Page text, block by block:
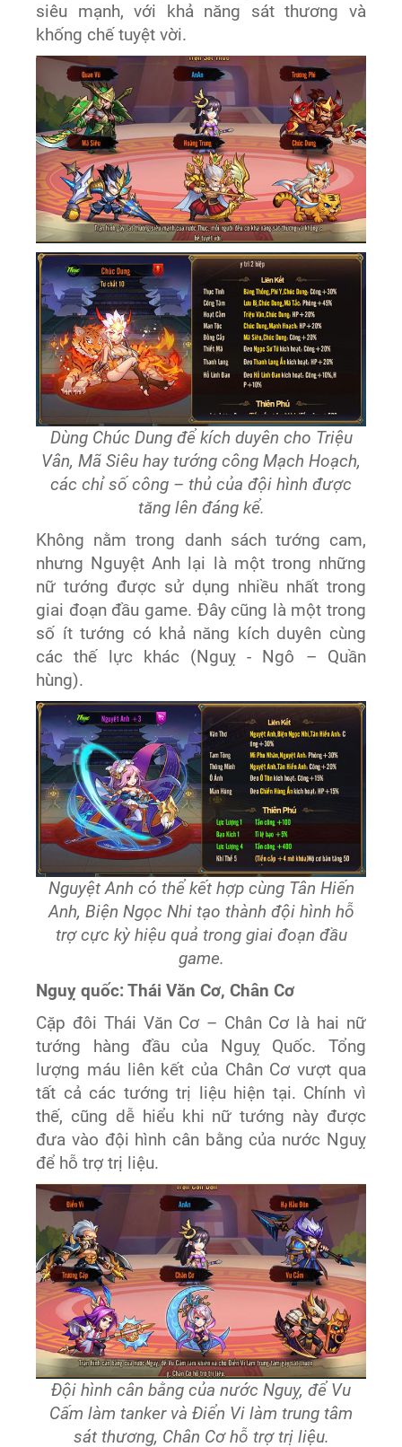
siêu mạnh, với khả năng sát thương và
khống chế tuyệt vời.
Dùng Chúc Dung để kích duyên cho Triệu
Vân, Mã Siêu hay tướng công Mạch Hoạch,
các chỉ số công – thủ của đội hình được
tăng lên đáng kể.
Không nằm trong danh sách tướng cam,
nhưng Nguyệt Anh lại là một trong những
nữ tướng được sử dụng nhiều nhất trong
giai đoạn đầu game. Đây cũng là một trong
số ít tướng có khả năng kích duyên cùng
các thế lực khác (Nguỵ - Ngô – Quần
hùng).
Nguyệt Anh có thể kết hợp cùng Tân Hiến
Anh, Biện Ngọc Nhi tạo thành đội hình hỗ
trợ cực kỳ hiệu quả trong giai đoạn đầu
game.
Nguỵ quốc: Thái Văn Cơ, Chân Cơ
Cặp đôi Thái Văn Cơ – Chân Cơ là hai nữ
tướng hàng đầu của Nguỵ Quốc. Tổng
lượng máu liên kết của Chân Cơ vượt qua
tất cả các tướng trị liệu hiện tại. Chính vì
thế, cũng dễ hiểu khi nữ tướng này được
đưa vào đội hình cân bằng của nước Nguỵ
để hỗ trợ trị liệu.
Đội hình cân bằng của nước Nguỵ, để Vu
Cấm làm tanker và Điển Vi làm trung tâm
sát thương, Chân Cơ hỗ trợ trị liệu.